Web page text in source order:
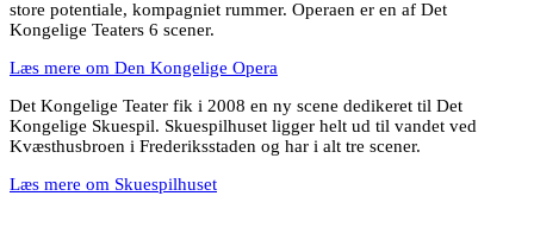
store potentiale, kompagniet rummer. Operaen er en af Det
Kongelige Teaters 6 scener.
Læs mere om Den Kongelige Opera
Det Kongelige Teater fik i 2008 en ny scene dedikeret til Det
Kongelige Skuespil. Skuespilhuset ligger helt ud til vandet ved
Kvæsthusbroen i Frederiksstaden og har i alt tre scener.
Læs mere om Skuespilhuset